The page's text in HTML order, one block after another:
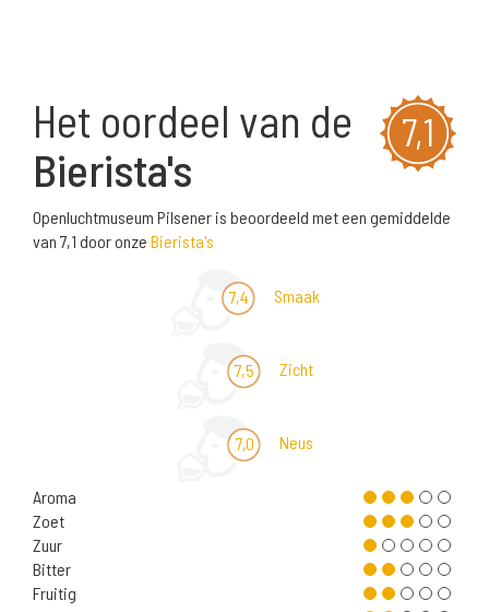
7,1
Het oordeel van de
Bierista's
Openluchtmuseum Pilsener is beoordeeld met een gemiddelde
van 7,1 door onze Bierista's
7,4 Smaak
7,5 Zicht
7,0 Neus
Aroma
Zoet
Zuur
Bitter
Fruitig